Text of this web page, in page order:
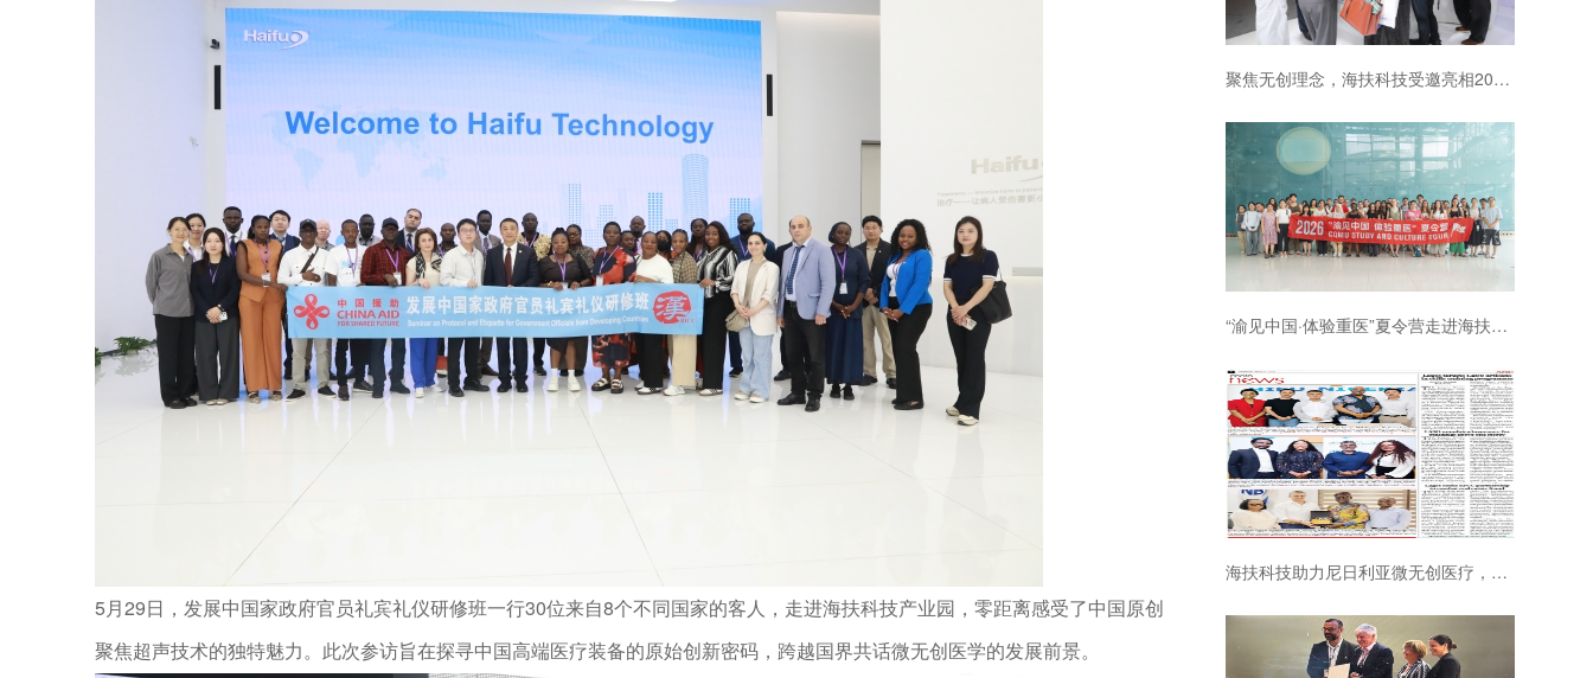
5月29日，发展中国家政府官员礼宾礼仪研修班一行30位来自8个不同国家的客人，走进海扶科技产业园，零距离感受了中国原创
聚焦超声技术的独特魅力。此次参访旨在探寻中国高端医疗装备的原始创新密码，跨越国界共话微无创医学的发展前景。
聚焦无创理念，海扶科技受邀亮相2026中国医师协会妇产科医师大会
“渝见中国·体验重医”夏令营走进海扶科技
海扶科技助力尼日利亚微无创医疗，中国原创技术守护当地女性健康